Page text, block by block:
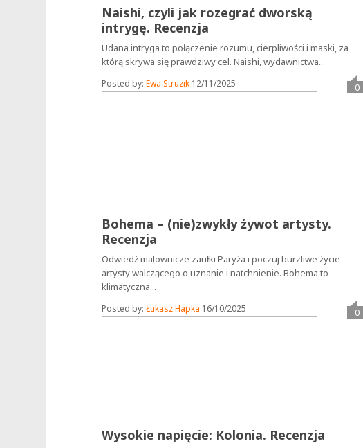
Naishi, czyli jak rozegrać dworską
intrygę. Recenzja
Udana intryga to połączenie rozumu, cierpliwości i maski, za
którą skrywa się prawdziwy cel. Naishi, wydawnictwa...
Posted by:Ewa Struzik 12/11/2025 0
Bohema – (nie)zwykły żywot artysty.
Recenzja
Odwiedź malownicze zaułki Paryża i poczuj burzliwe życie
artysty walczącego o uznanie i natchnienie. Bohema to
klimatyczna...
Posted by:Łukasz Hapka 16/10/2025 0
Wysokie napięcie: Kolonia. Recenzja